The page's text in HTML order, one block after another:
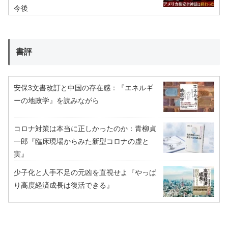
今後
書評
安保3文書改訂と中国の存在感：『エネルギ
ーの地政学』を読みながら
コロナ対策は本当に正しかったのか：青柳貞
一郎『臨床現場からみた新型コロナの虚と
実』
少子化と人手不足の元凶を直視せよ『やっぱ
り高度経済成長は復活できる』